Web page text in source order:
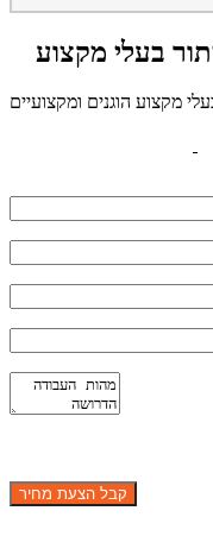
בעלי מקצוע
מקצוע הוגנים ומקצועיים